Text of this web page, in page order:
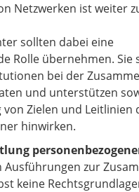
Netzwerken ist weiter
sollten dabei eine
Rolle übernehmen. Sie
bei der
und unterstützen
Zielen und Leitlinien
hinwirken.
Ausführungen zur
keine